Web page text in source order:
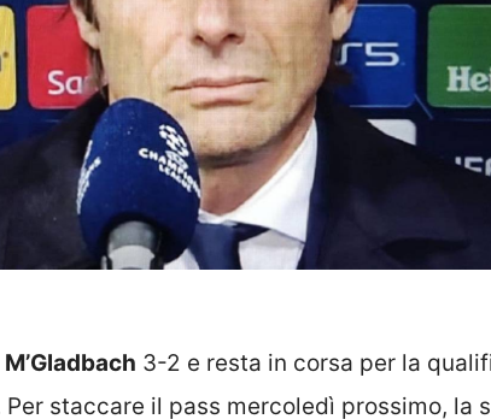
3-2 e resta in corsa per la
Per staccare il pass mercoledì prossimo, la